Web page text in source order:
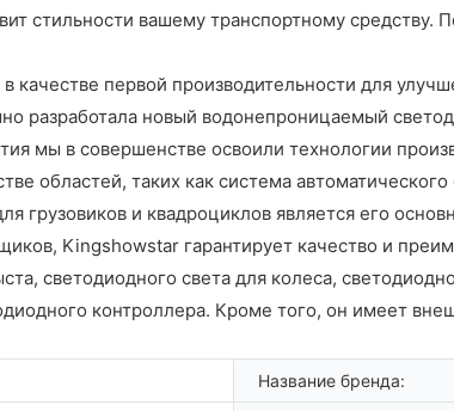
стильности вашему транспортному
качестве первой производительности для
разработала новый водонепроницаемый
мы в совершенстве освоили технологии
областей, таких как система
грузовиков и квадроциклов является его
Kingshowstar гарантирует качество и
светодиодного света для колеса,
контроллера. Кроме того, он имеет
Название бренда: